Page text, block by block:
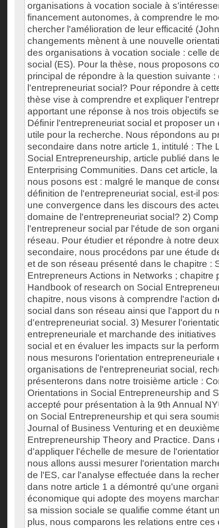
organisations à vocation sociale à
financement autonomes, à comprendre le
chercher l'amélioration de leur efficacité
changements mènent à une nouvelle
des organisations à vocation sociale : celle
social (ES). Pour la thèse, nous proposons
principal de répondre à la question suivante
l'entrepreneuriat social? Pour répondre à
thèse vise à comprendre et expliquer
apportant une réponse à nos trois objectifs
Définir l'entrepreneuriat social et proposer
utile pour la recherche. Nous répondons au
secondaire dans notre article 1, intitulé : The
Social Entrepreneurship, article publié dans
Enterprising Communities. Dans cet article,
nous posons est : malgré le manque de
définition de l'entrepreneuriat social, est-il
une convergence dans les discours des
domaine de l'entrepreneuriat social? 2)
l'entrepreneur social par l'étude de son
réseau. Pour étudier et répondre à notre
secondaire, nous procédons par une étude
et de son réseau présenté dans le chapitre :
Entrepreneurs Actions in Networks ; chapitre
Handbook of research on Social
chapitre, nous visons à comprendre l'action
social dans son réseau ainsi que l'apport du
d'entrepreneuriat social. 3) Mesurer
entrepreneuriale et marchande des
social et en évaluer les impacts sur la
nous mesurons l'orientation entrepreneuriale
organisations de l'entrepreneuriat social,
présenterons dans notre troisième article :
Orientations in Social Entrepreneurship and
accepté pour présentation à la 9th Annual
on Social Entrepreneurship et qui sera
Journal of Business Venturing et en
Entrepreneurship Theory and Practice. Dans
d'appliquer l'échelle de mesure de
nous allons aussi mesurer l'orientation
de l'ES, car l'analyse effectuée dans la
dans notre article 1 a démontré qu'une
économique qui adopte des moyens
sa mission sociale se qualifie comme étant
plus, nous comparons les relations entre ces